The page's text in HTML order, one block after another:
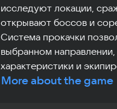
исследуют локации,
открывают боссов и
Система прокачки
выбранном
характеристики и
More about the game